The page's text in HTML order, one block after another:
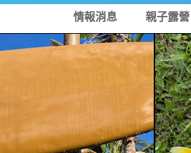
情報消息 親子露營